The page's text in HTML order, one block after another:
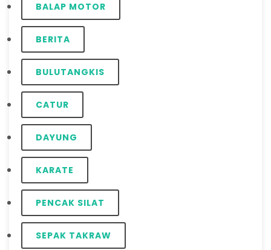
BALAP MOTOR
BERITA
BULUTANGKIS
CATUR
DAYUNG
KARATE
PENCAK SILAT
SEPAK TAKRAW